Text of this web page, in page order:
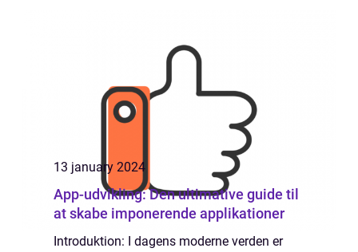
13 january 2024
App-udvikling: Den ultimative guide til
at skabe imponerende applikationer
Introduktion: I dagens moderne verden er